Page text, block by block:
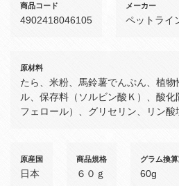
商品コード
4902418046105
メーカー
ペットライ
原材料
たら、米粉、馬鈴薯でんぷん、植
ル、保存料（ソルビン酸Ｋ）、酸
フェロール）、グリセリン、リン酸
原産国
日本
商品規格
６０ｇ
グラム換
60g